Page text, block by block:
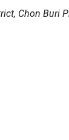
Chon Buri